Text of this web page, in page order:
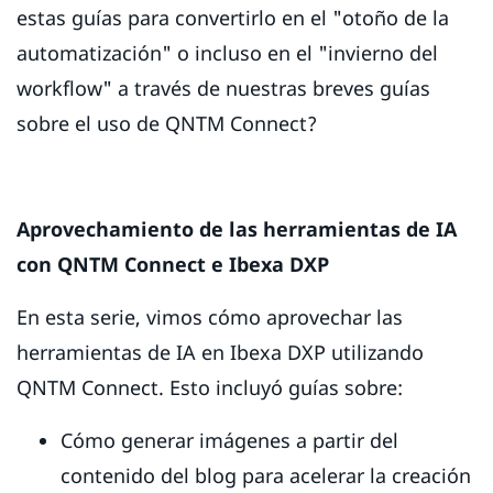
estas guías para convertirlo en el "otoño de la
automatización" o incluso en el "invierno del
workflow" a través de nuestras breves guías
sobre el uso de QNTM Connect?
Aprovechamiento de las herramientas de IA
con QNTM Connect e Ibexa DXP
En esta serie, vimos cómo aprovechar las
herramientas de IA en Ibexa DXP utilizando
QNTM Connect. Esto incluyó guías sobre:
Cómo generar imágenes a partir del
contenido del blog para acelerar la creación